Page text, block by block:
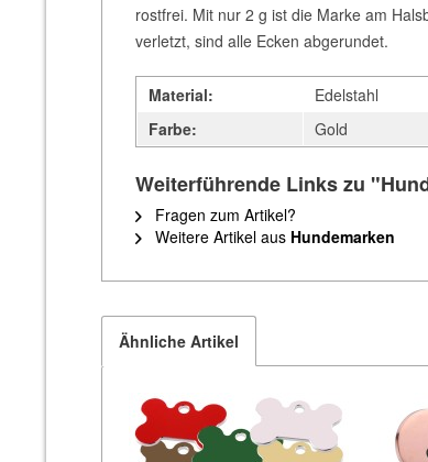
rostfrei. Mit nur 2 g ist die Marke am
verletzt, sind alle Ecken abgerundet.
Material:
Edelstahl
Farbe:
Gold
Weiterführende Links zu
Fragen zum Artikel?
Weitere Artikel aus Hundemarken
Ähnliche Artikel